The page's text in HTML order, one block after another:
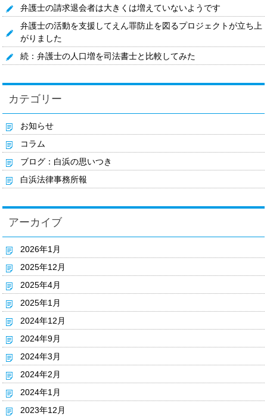
弁護士の請求退会者は大きくは増えていないようです
弁護士の活動を支援してえん罪防止を図るプロジェクトが立ち上
がりました
続：弁護士の人口増を司法書士と比較してみた
カテゴリー
お知らせ
コラム
ブログ：白浜の思いつき
白浜法律事務所報
アーカイブ
2026年1月
2025年12月
2025年4月
2025年1月
2024年12月
2024年9月
2024年3月
2024年2月
2024年1月
2023年12月